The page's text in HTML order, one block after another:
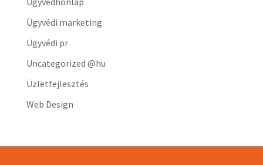
Ügyvédi marketing
Ügyvédi pr
Uncategorized @hu
Üzletfejlesztés
Web Design